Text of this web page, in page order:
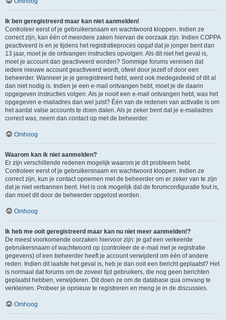
Ik ben geregistreerd maar kan niet aanmelden!
Controleer eerst of je gebruikersnaam en wachtwoord kloppen. Indien ze
correct zijn, kan één of meerdere zaken hiervan de oorzaak zijn. Indien COPPA
geactiveerd is en je tijdens het registratieproces opgaf dat je jonger bent dan
13 jaar, moet je de ontvangen instructies opvolgen. Als dit niet het geval is,
moet je account dan geactiveerd worden? Sommige forums vereisen dat
iedere nieuwe account geactiveerd wordt, ofwel door jezelf of door een
beheerder. Wanneer je je geregistreerd hebt, werd ook medegedeeld of dit al
dan niet nodig is. Indien je een e-mail ontvangen hebt, moet je de daarin
opgegeven instructies volgen. Als je nooit een e-mail ontvangen hebt, was het
opgegeven e-mailadres dan wel juist? Één van de redenen van activatie is om
het aantal valse accounts te doen dalen. Als je zeker bent dat je e-mailadres
correct was, neem dan contact op met de beheerder.
Omhoog
Waarom kan ik niet aanmelden?
Er zijn verschillende redenen mogelijk waarom je dit probleem hebt.
Controleer eerst of je gebruikersnaam en wachtwoord kloppen. Indien ze
correct zijn, kun je contact opnemen met de beheerder om er zeker van te zijn
dat je niet verbannen bent. Het is ook mogelijk dat de forumconfiguratie fout is,
dan moet dit door de beheerder opgelost worden.
Omhoog
Ik heb me ooit geregistreerd maar kan nu niet meer aanmelden!?
De meest voorkomende oorzaken hiervoor zijn: je gaf een verkeerde
gebruikersnaam of wachtwoord op (controleer de e-mail met je registratie
gegevens) of een beheerder heeft je account verwijderd om één of andere
reden. Indien dit laatste het geval is, heb je dan ooit een bericht geplaatst? Het
is normaal dat forums om de zoveel tijd gebruikers, die nog geen berichten
geplaatst hebben, verwijderen. Dit doen ze om de database qua omvang te
verkleinen. Probeer je opnieuw te registreren en meng je in de discussies.
Omhoog